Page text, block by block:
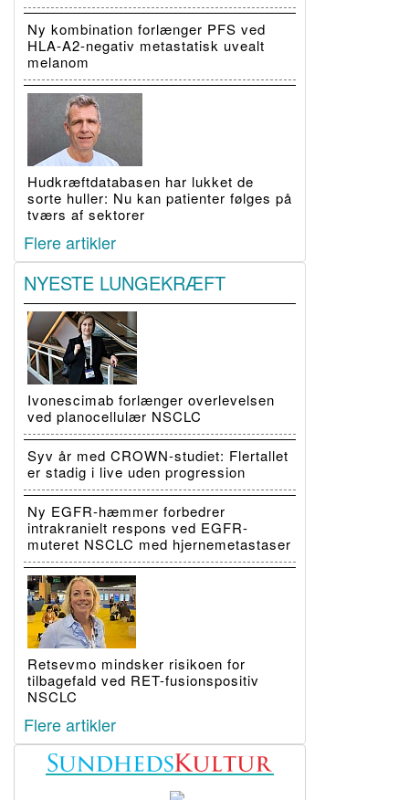
Ny kombination forlænger PFS ved
HLA-A2-negativ metastatisk uvealt
melanom
Hudkræftdatabasen har lukket de
sorte huller: Nu kan patienter følges på
tværs af sektorer
Flere artikler
NYESTE LUNGEKRÆFT
Ivonescimab forlænger overlevelsen
ved planocellulær NSCLC
Syv år med CROWN-studiet: Flertallet
er stadig i live uden progression
Ny EGFR-hæmmer forbedrer
intrakranielt respons ved EGFR-
muteret NSCLC med hjernemetastaser
Retsevmo mindsker risikoen for
tilbagefald ved RET-fusionspositiv
NSCLC
Flere artikler